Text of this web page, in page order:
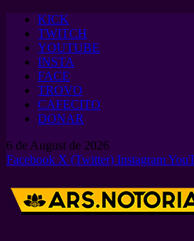
KICK
TWITCH
YOUTUBE
INSTA
FACE
TROVO
CAFECITO
DONAR
6 de August de 2026
Facebook X (Twitter) Instagram